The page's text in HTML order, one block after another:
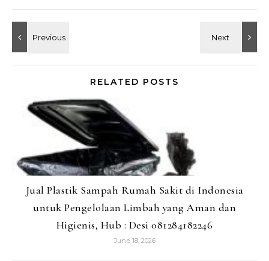
RELATED POSTS
Jual Plastik Sampah Rumah Sakit di Indonesia
untuk Pengelolaan Limbah yang Aman dan
Higienis, Hub : Desi 081284182246
June 18, 2026